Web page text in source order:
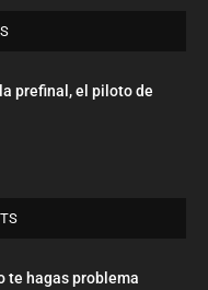
prefinal, el piloto de
te hagas problema